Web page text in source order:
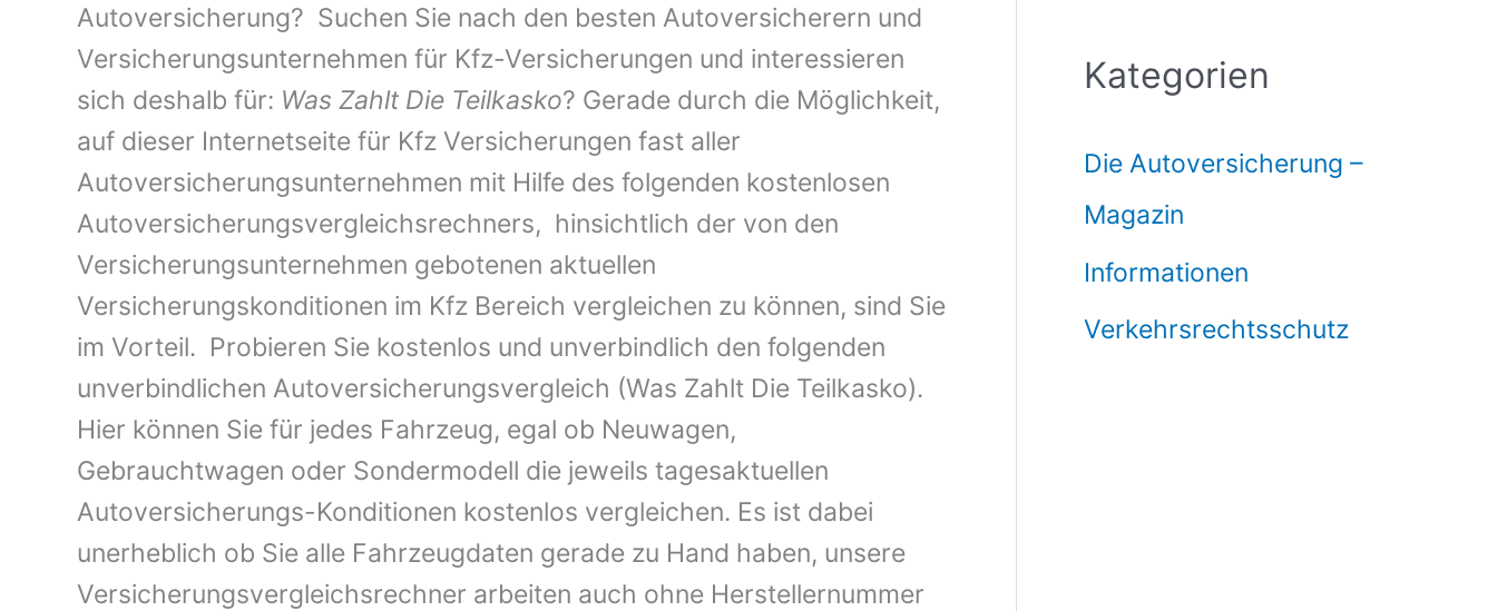
Autoversicherung? Suchen Sie nach den besten Autoversicherern und
Versicherungsunternehmen für Kfz-Versicherungen und interessieren
sich deshalb für: Was Zahlt Die Teilkasko? Gerade durch die Möglichkeit,
auf dieser Internetseite für Kfz Versicherungen fast aller
Autoversicherungsunternehmen mit Hilfe des folgenden kostenlosen
Autoversicherungsvergleichsrechners, hinsichtlich der von den
Versicherungsunternehmen gebotenen aktuellen
Versicherungskonditionen im Kfz Bereich vergleichen zu können, sind Sie
im Vorteil. Probieren Sie kostenlos und unverbindlich den folgenden
unverbindlichen Autoversicherungsvergleich (Was Zahlt Die Teilkasko).
Hier können Sie für jedes Fahrzeug, egal ob Neuwagen,
Gebrauchtwagen oder Sondermodell die jeweils tagesaktuellen
Autoversicherungs-Konditionen kostenlos vergleichen. Es ist dabei
unerheblich ob Sie alle Fahrzeugdaten gerade zu Hand haben, unsere
Versicherungsvergleichsrechner arbeiten auch ohne Herstellernummer
Kategorien
Die Autoversicherung –
Magazin
Informationen
Verkehrsrechtsschutz